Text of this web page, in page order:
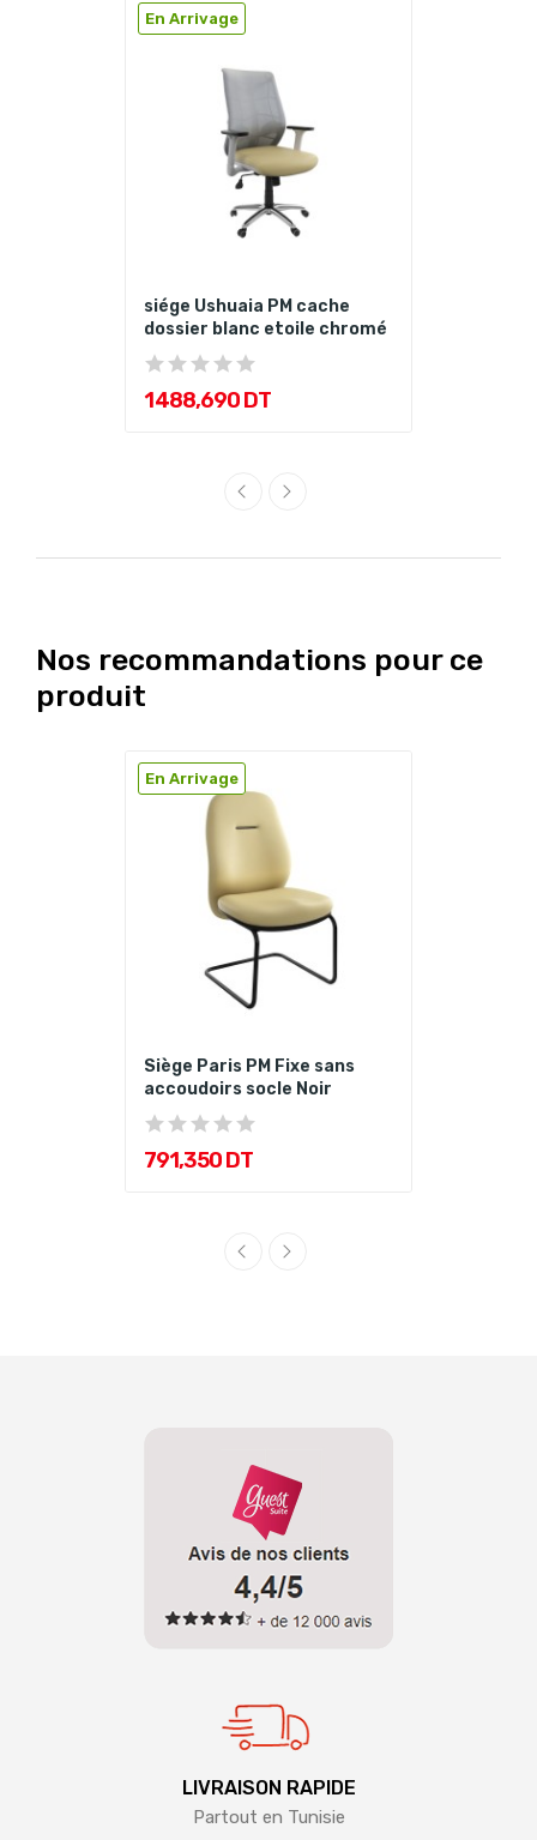
En Arrivage
siége Ushuaia PM cache
dossier blanc etoile chromé
1 488,690 DT
Nos recommandations pour ce
produit
En Arrivage
Siège Paris PM Fixe sans
accoudoirs socle Noir
791,350 DT
LIVRAISON RAPIDE
Partout en Tunisie